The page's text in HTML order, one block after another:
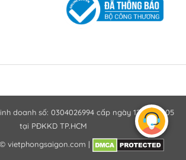
doanh số: 0304026994 cấp ngày 12/10/2005
tại PĐKKD TP.HCM
vietphongsaigon.com |